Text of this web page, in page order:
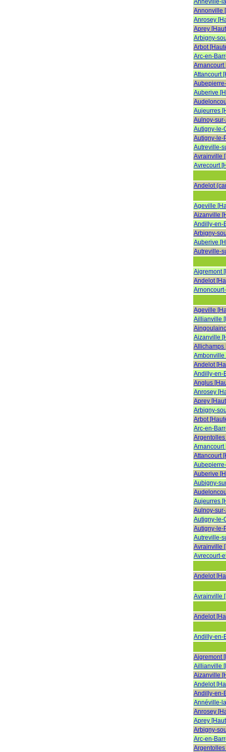
Annéville-
Annonville
Anrosey
Aprey
Arbigny-
Arbot
Arc-en-
Arnancourt
Attancourt
Auberive
Aujeurres
Aulnoy-
Autigny-le-
Autigny-le-
Autreville-
Avrainville
Avrecourt
Andelot
Ageville
Aizanville
Andilly-en-
Arbigny-
Auberive
Autreville-
Aigremont
Andelot
Ageville
Aillianville
Aizanville
Allichamps
Ambonville
Andelot
Andilly-en-
Anglus
Anrosey
Aprey
Arbigny-
Arbot
Arc-en-
Arnancourt
Attancourt
Auberive
Aubigny-
Aujeurres
Aulnoy-
Autigny-le-
Autigny-le-
Autreville-
Avrainville
Avrecourt-
Andelot
Avrainville
Andelot
Andilly-en-
Aigremont
Aillianville
Aizanville
Andelot
Andilly-en-
Annéville-
Anrosey
Aprey
Arbigny-
Arc-en-